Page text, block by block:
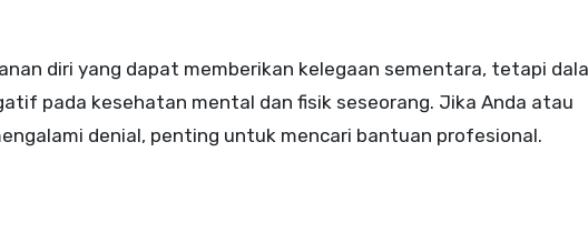
diri yang dapat memberikan kelegaan sementara, tetapi
pada kesehatan mental dan fisik seseorang. Jika Anda atau
denial, penting untuk mencari bantuan profesional.